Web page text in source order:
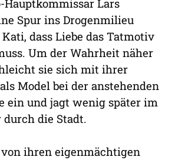
Lars
Spur ins Drogenmilieu
dass Liebe das Tatmotiv
Um der Wahrheit näher
sie sich mit ihrer
Model bei der anstehenden
ein und jagt wenig später im
die Stadt.
ihren eigenmächtigen